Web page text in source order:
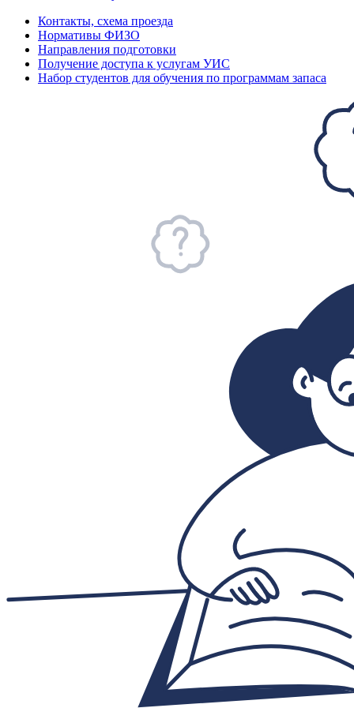
Контакты, схема проезда
Нормативы ФИЗО
Направления подготовки
Получение доступа к услугам УИС
Набор студентов для обучения по программам запаса